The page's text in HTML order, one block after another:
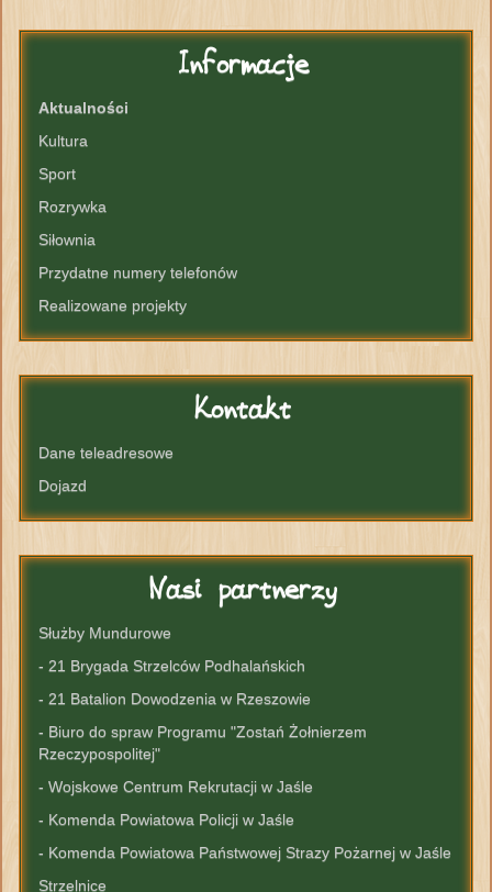
Informacje
Aktualności
Kultura
Sport
Rozrywka
Siłownia
Przydatne numery telefonów
Realizowane projekty
Kontakt
Dane teleadresowe
Dojazd
Nasipartnerzy
Służby Mundurowe
- 21 Brygada Strzelców Podhalańskich
- 21 Batalion Dowodzenia w Rzeszowie
- Biuro do spraw Programu "Zostań Żołnierzem
Rzeczypospolitej"
- Wojskowe Centrum Rekrutacji w Jaśle
- Komenda Powiatowa Policji w Jaśle
- Komenda Powiatowa Państwowej Strazy Pożarnej w Jaśle
Strzelnice